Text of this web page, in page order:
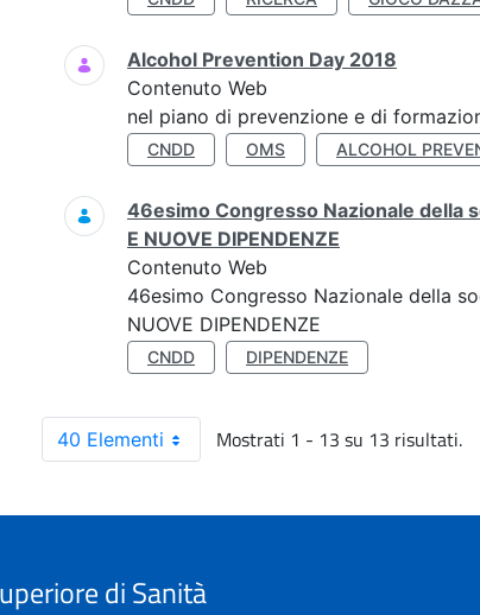
Alcohol Prevention Day 2018
Contenuto Web
nel piano di prevenzione e di
CNDD OMS ALCOHOL
46esimo Congresso Nazionale della
E NUOVE DIPENDENZE
Contenuto Web
46esimo Congresso Nazionale della
NUOVE DIPENDENZE
CNDD DIPENDENZE
40 Elementi Mostrati 1 - 13 su 13 risultati.
di Sanità